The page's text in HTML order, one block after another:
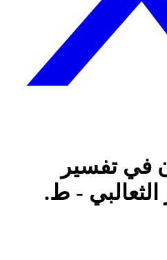
في تفسير
الثعالبي - ط.